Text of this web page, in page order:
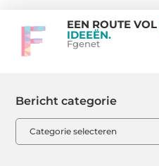
EEN ROUTE VOL
IDEEËN.
Fgenet
Bericht categorie